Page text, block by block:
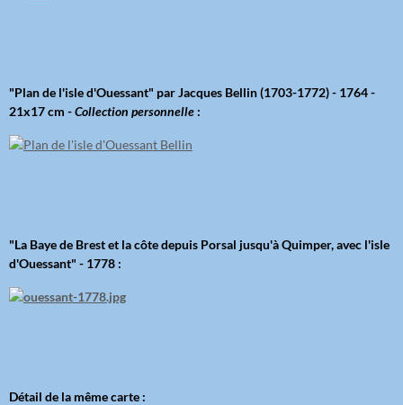
"Plan de l'isle d'Ouessant" par Jacques Bellin (1703-1772) - 1764 -
21x17 cm -Collection personnelle :
"La Baye de Brest et la côte depuis Porsal jusqu'à Quimper, avec l'isle
d'Ouessant" - 1778 :
Détail de la même carte :